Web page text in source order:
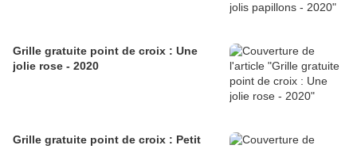
Grille gratuite point de croix : Une
jolie rose - 2020
Grille gratuite point de croix : Petit